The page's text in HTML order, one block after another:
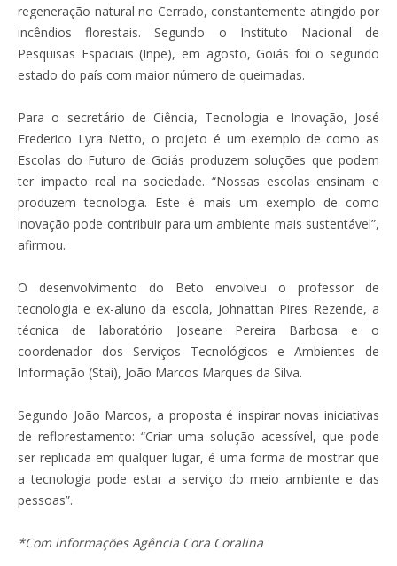
regeneração natural no Cerrado, constantemente atingido por
incêndios florestais. Segundo o Instituto Nacional de
Pesquisas Espaciais (Inpe), em agosto, Goiás foi o segundo
estado do país com maior número de queimadas.
Para o secretário de Ciência, Tecnologia e Inovação, José
Frederico Lyra Netto, o projeto é um exemplo de como as
Escolas do Futuro de Goiás produzem soluções que podem
ter impacto real na sociedade. “Nossas escolas ensinam e
produzem tecnologia. Este é mais um exemplo de como
inovação pode contribuir para um ambiente mais sustentável”,
afirmou.
O desenvolvimento do Beto envolveu o professor de
tecnologia e ex-aluno da escola, Johnattan Pires Rezende, a
técnica de laboratório Joseane Pereira Barbosa e o
coordenador dos Serviços Tecnológicos e Ambientes de
Informação (Stai), João Marcos Marques da Silva.
Segundo João Marcos, a proposta é inspirar novas iniciativas
de reflorestamento: “Criar uma solução acessível, que pode
ser replicada em qualquer lugar, é uma forma de mostrar que
a tecnologia pode estar a serviço do meio ambiente e das
pessoas”.
*Com informações Agência Cora Coralina